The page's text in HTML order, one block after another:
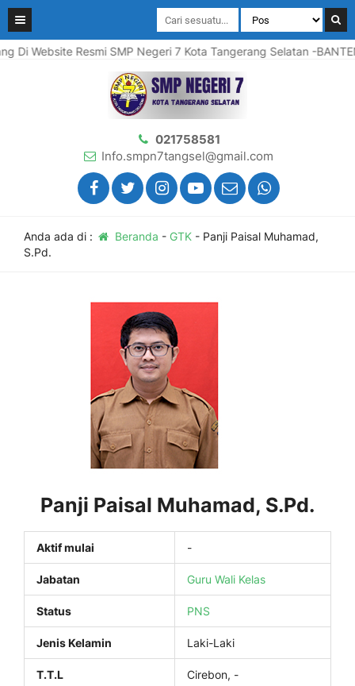
Resmi SMP Negeri 7 Kota Tangerang Selatan -BANTEN
021758581
Info.smpn7tangsel@gmail.com
Anda ada di : Beranda - GTK- Panji Paisal Muhamad,
S.Pd.
Panji Paisal Muhamad, S.Pd.
Aktif mulai -
Jabatan Guru Wali Kelas
Status PNS
Jenis Kelamin Laki-Laki
T.T.L Cirebon, -